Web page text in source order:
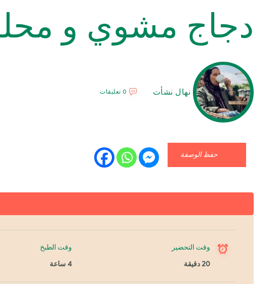
دجاج مشوي و
نهال نشأت 0 تعليقات
حفظ الوصفة
وقت التحضير
20 دقيقة
وقت الطبخ
4 ساعة